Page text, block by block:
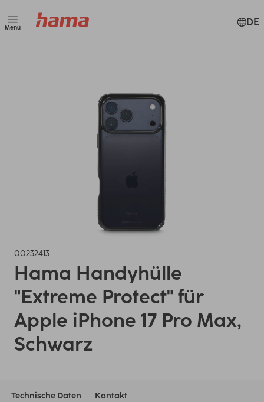
Menü DE
00232413
Hama Handyhülle
"Extreme Protect" für
Apple iPhone 17 Pro Max,
Schwarz
Technische Daten Kontakt